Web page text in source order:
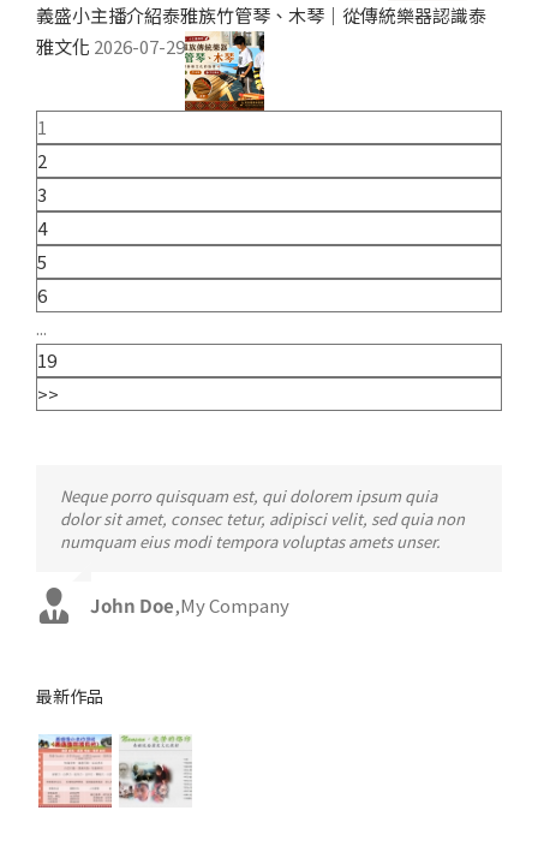
義盛小主播介紹泰雅族竹管琴、木琴｜從傳統樂器認識泰
雅文化 2026-07-29
1
2
3
4
5
6
...
19
>>
Neque porro quisquam est, qui dolorem ipsum quia
dolor sit amet, consec tetur, adipisci velit, sed quia non
numquam eius modi tempora voluptas amets unser.
John Doe,My Company
Aliquam erat volutpat. Quisque at est id ligula facilisis
laoreet eget pulvinar nibh. Suspendisse at ultrices dui.
Curabitur ac felis arcu sadips ipsums fugiats nemis.
Luke Beck,Theme Fusion
最新作品